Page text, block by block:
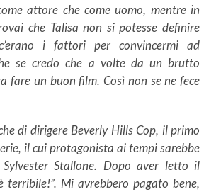
attore che come uomo, mentre in
che Talisa non si potesse definire
i fattori per convincermi ad
se credo che a volte da un brutto
fare un buon film. Così non se ne fece
di dirigere Beverly Hills Cop, il primo
il cui protagonista ai tempi sarebbe
Sylvester Stallone. Dopo aver letto il
terribile!”. Mi avrebbero pagato bene,